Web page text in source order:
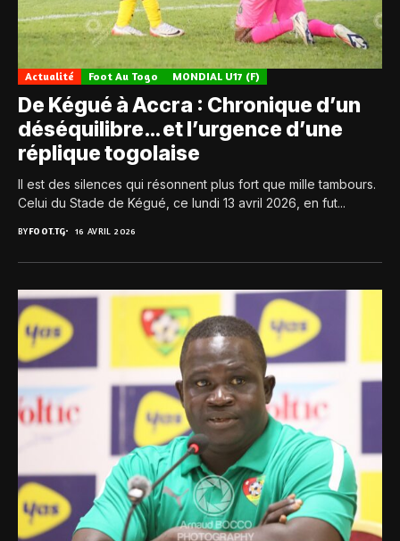
Actualité Foot Au Togo MONDIAL U17 (F)
De Kégué à Accra : Chronique d’un
déséquilibre… et l’urgence d’une
réplique togolaise
Il est des silences qui résonnent plus fort que mille tambours.
Celui du Stade de Kégué, ce lundi 13 avril 2026, en fut...
BYFOOT.TG 16 AVRIL 2026